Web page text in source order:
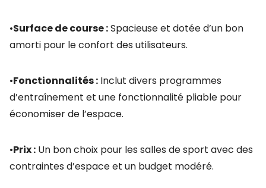
•Surface de course :Spacieuse et dotée d’un bon
amorti pour le confort des utilisateurs.
•Fonctionnalités : Inclut divers programmes
d’entraînement et une fonctionnalité pliable pour
économiser de l’espace.
•Prix : Un bon choix pour les salles de sport avec des
contraintes d’espace et un budget modéré.